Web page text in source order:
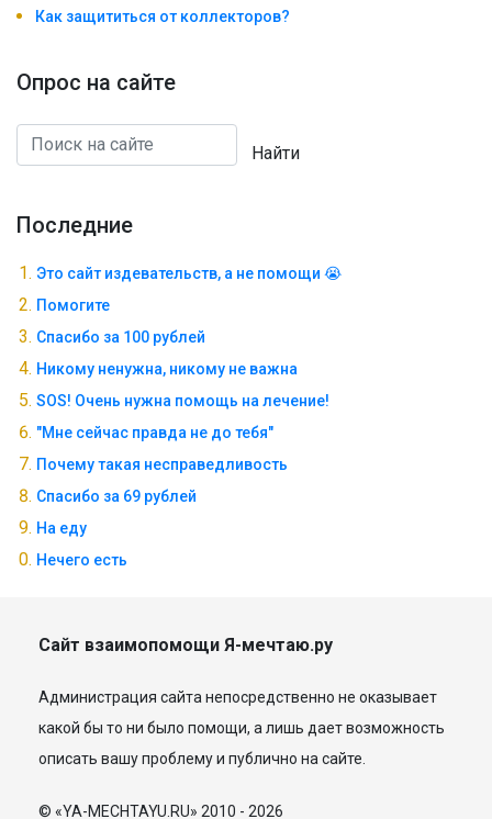
Как защититься от коллекторов?
Опрос на сайте
Найти
Последние
Это сайт издевательств, а не помощи 😭
Помогите
Спасибо за 100 рублей
Никому ненужна, никому не важна
SOS! Очень нужна помощь на лечение!
"Мне сейчас правда не до тебя"
Почему такая несправедливость
Спасибо за 69 рублей
На еду
Нечего есть
Сайт взаимопомощи Я-мечтаю.ру
Администрация сайта непосредственно не оказывает
какой бы то ни было помощи, а лишь дает возможность
описать вашу проблему и публично на сайте.
© «YA-MECHTAYU.RU» 2010 - 2026